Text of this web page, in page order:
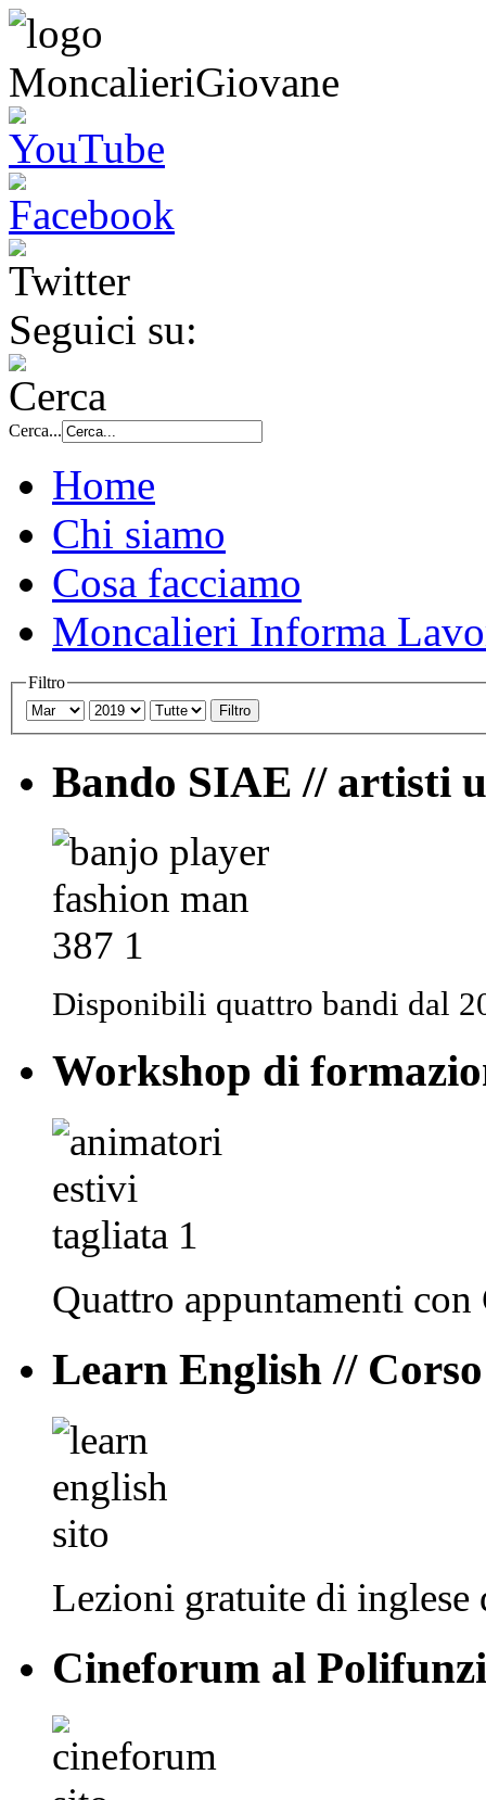
Seguici su:
Cerca...
Home
Chi siamo
Cosa facciamo
Moncalieri Informa
Filtro
Filtro
Bando SIAE // artisti
Disponibili quattro bandi dal
Workshop di
Quattro appuntamenti
Learn English //
Lezioni gratuite di
Cineforum al